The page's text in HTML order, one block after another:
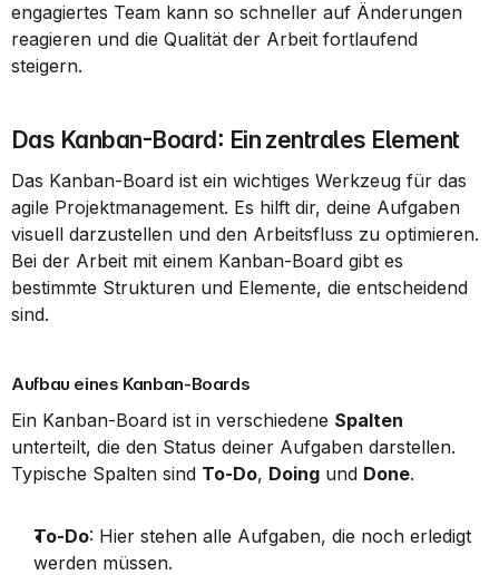
engagiertes Team kann so schneller auf Änderungen
reagieren und die Qualität der Arbeit fortlaufend
steigern.
Das Kanban-Board: Ein zentrales Element
Das Kanban-Board ist ein wichtiges Werkzeug für das
agile Projektmanagement. Es hilft dir, deine Aufgaben
visuell darzustellen und den Arbeitsfluss zu optimieren.
Bei der Arbeit mit einem Kanban-Board gibt es
bestimmte Strukturen und Elemente, die entscheidend
sind.
Aufbau eines Kanban-Boards
Ein Kanban-Board ist in verschiedene Spalten
unterteilt, die den Status deiner Aufgaben darstellen.
Typische Spalten sind To-Do, Doing und Done.
To-Do: Hier stehen alle Aufgaben, die noch erledigt
werden müssen.